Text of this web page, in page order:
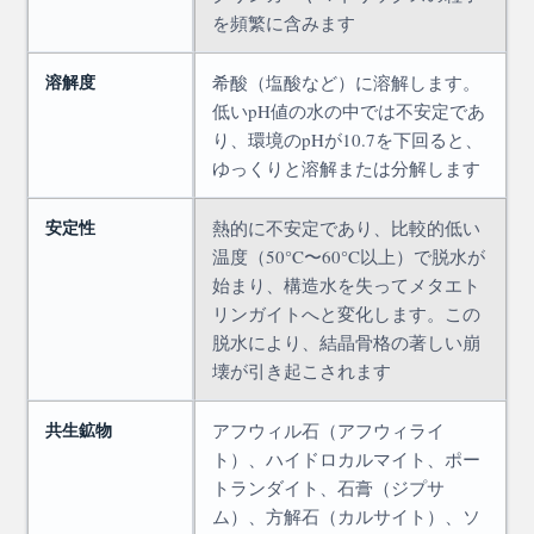
を頻繁に含みます
溶解度
希酸（塩酸など）に溶解します。
低いpH値の水の中では不安定であ
り、環境のpHが10.7を下回ると、
ゆっくりと溶解または分解します
安定性
熱的に不安定であり、比較的低い
温度（50°C〜60°C以上）で脱水が
始まり、構造水を失ってメタエト
リンガイトへと変化します。この
脱水により、結晶骨格の著しい崩
壊が引き起こされます
共生鉱物
アフウィル石（アフウィライ
ト）、ハイドロカルマイト、ポー
トランダイト、石膏（ジプサ
ム）、方解石（カルサイト）、ソ